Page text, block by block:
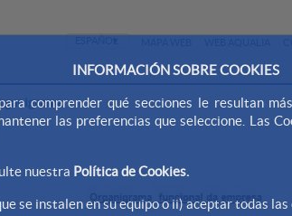
INFORMACIÓN SOBRE COOKIES
comprender qué secciones le resultan
las preferencias que seleccione. Las
nuestra Política de Cookies.
se instalen en su equipo o ii) aceptar todas las